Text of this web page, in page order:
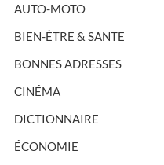
AUTO-MOTO
BIEN-ÊTRE & SANTE
BONNES ADRESSES
CINÉMA
DICTIONNAIRE
ÉCONOMIE